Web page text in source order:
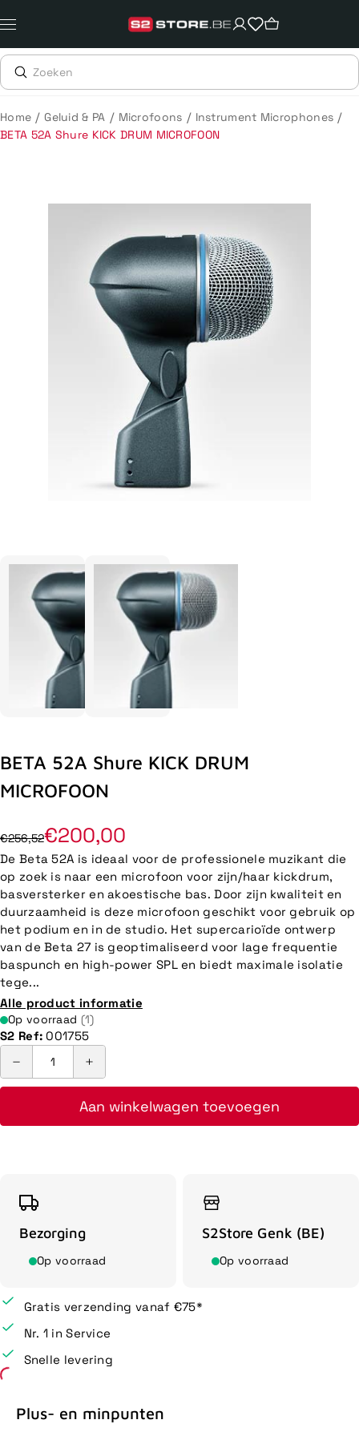
naar
content
Home / Geluid & PA / Microfoons / Instrument Microphones /
BETA 52A Shure KICK DRUM MICROFOON
BETA 52A Shure KICK DRUM
MICROFOON
€256,52€200,00
De Beta 52A is ideaal voor de professionele muzikant die
op zoek is naar een microfoon voor zijn/haar kickdrum,
basversterker en akoestische bas. Door zijn kwaliteit en
duurzaamheid is deze microfoon geschikt voor gebruik op
het podium en in de studio. Het supercarioïde ontwerp
van de Beta 27 is geoptimaliseerd voor lage frequentie
baspunch en high-power SPL en biedt maximale isolatie
tege...
Alle product informatie
Op voorraad (1)
S2 Ref: 001755
Aan winkelwagen toevoegen
Bezorging
Op voorraad
S2Store Genk (BE)
Op voorraad
Gratis verzending vanaf €75*
Nr. 1 in Service
Snelle levering
Plus- en minpunten